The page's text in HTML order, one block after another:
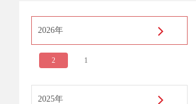
2026年
2 1
2025年